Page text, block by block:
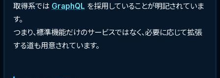
取得系では GraphQL を採用していることが明記されていま
す。
つまり、標準機能だけのサービスではなく、必要に応じて拡張
する道も用意されています。